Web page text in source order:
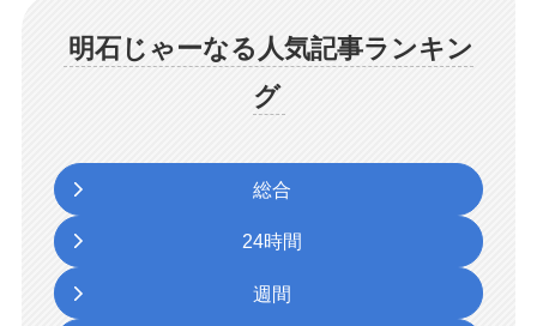
明石じゃーなる人気記事ランキン
グ
総合
24時間
週間